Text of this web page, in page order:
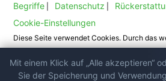
Begriffe Datenschutz
Cookie-Einstellungen
Diese Seite verwendet Cookies. Durch das
unsereCookie- Richtlinie.
Mit einem Klick auf „Alle akzeptieren“
Sie der Speicherung und